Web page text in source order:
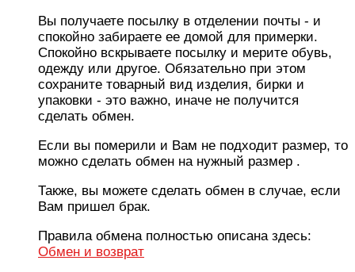
Вы получаете посылку в отделении почты - и
спокойно забираете ее домой для примерки.
Спокойно вскрываете посылку и мерите обувь,
одежду или другое. Обязательно при этом
сохраните товарный вид изделия, бирки и
упаковки - это важно, иначе не получится
сделать обмен.
Если вы померили и Вам не подходит размер, то
можно сделать обмен на нужный размер .
Также, вы можете сделать обмен в случае, если
Вам пришел брак.
Правила обмена полностью описана здесь:
Обмен и возврат